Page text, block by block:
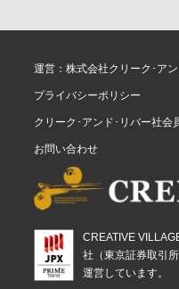
運営：株式会社クリーク･ア
プライバシーポリシー
クリーク･アンド･リバー社会
お問い合わせ
CREATIVE
社（東京証券取引
運営しています。